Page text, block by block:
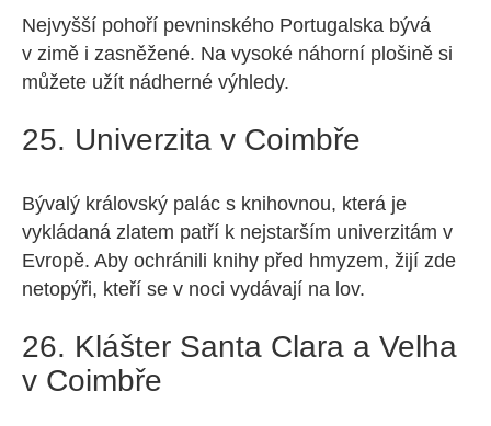
Nejvyšší pohoří pevninského Portugalska bývá
v zimě i zasněžené. Na vysoké náhorní plošině si
můžete užít nádherné výhledy.
25. Univerzita v Coimbře
Bývalý královský palác s knihovnou, která je
vykládaná zlatem patří k nejstarším univerzitám v
Evropě. Aby ochránili knihy před hmyzem, žijí zde
netopýři, kteří se v noci vydávají na lov.
26. Klášter Santa Clara a Velha
v Coimbře